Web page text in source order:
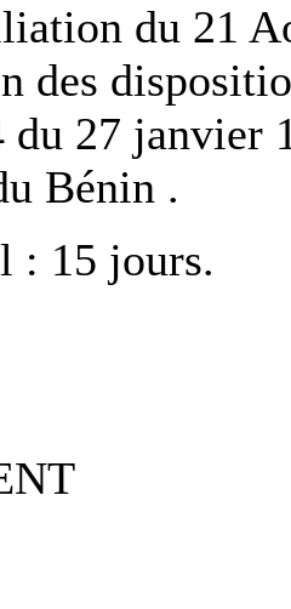
du 21
des
27 janvier
Bénin .
: 15 jours.